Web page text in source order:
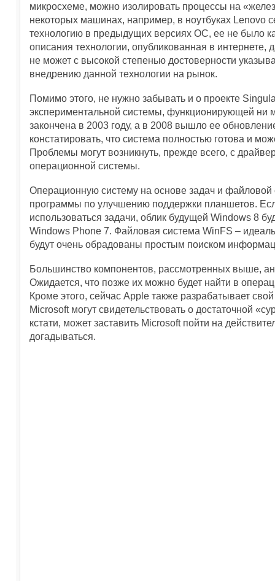
микросхеме, можно изолировать процессы на
некоторых машинах, например, в ноутбуках
технологию в предыдущих версиях ОС, ее не было
описания технологии, опубликованная в
не может с высокой степенью достоверности
внедрению данной технологии на рынок.
Помимо этого, не нужно забывать и о проекте
экспериментальной системы, функционирующей ни
закончена в 2003 году, а в 2008 вышло ее
констатировать, что система полностью готова и
Проблемы могут возникнуть, прежде всего, с
операционной системы.
Операционную систему на основе задач и
программы по улучшению поддержки планшетов.
использоваться задачи, облик будущей Windows 8
Windows Phone 7. Файловая система WinFS –
будут очень обрадованы простым поиском
Большинство компонентов, рассмотренных выше,
Ожидается, что позже их можно будет найти в
Кроме этого, сейчас Apple также разрабатывает
Microsoft могут свидетельствовать о достаточной
кстати, может заставить Microsoft пойти на
догадываться.